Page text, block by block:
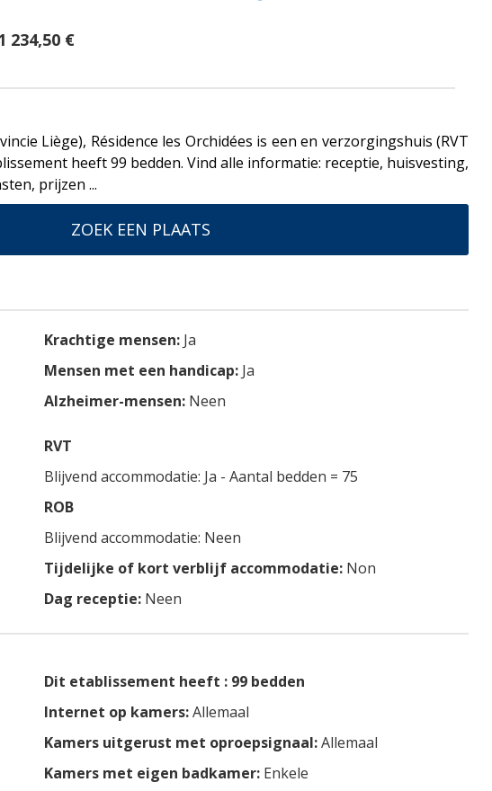
234,50 €
Liège), Résidence les Orchidées is een en verzorgingshuis (RVT
heeft 99 bedden. Vind alle informatie: receptie, huisvesting,
prijzen ...
ZOEK EEN PLAATS
Krachtige mensen: Ja
Mensen met een handicap: Ja
Alzheimer-mensen: Neen
RVT
Blijvend accommodatie: Ja - Aantal bedden = 75
ROB
Blijvend accommodatie: Neen
Tijdelijke of kort verblijf accommodatie: Non
Dag receptie: Neen
Dit etablissement heeft : 99 bedden
Internet op kamers:Allemaal
Kamers uitgerust met oproepsignaal:Allemaal
Kamers met eigen badkamer: Enkele